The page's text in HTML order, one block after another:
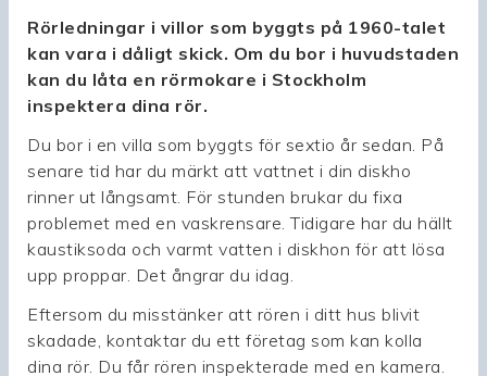
Rörledningar i villor som byggts på 1960-talet
kan vara i dåligt skick. Om du bor i huvudstaden
kan du låta en rörmokare i Stockholm
inspektera dina rör.
Du bor i en villa som byggts för sextio år sedan. På
senare tid har du märkt att vattnet i din diskho
rinner ut långsamt. För stunden brukar du fixa
problemet med en vaskrensare. Tidigare har du hällt
kaustiksoda och varmt vatten i diskhon för att lösa
upp proppar. Det ångrar du idag.
Eftersom du misstänker att rören i ditt hus blivit
skadade, kontaktar du ett företag som kan kolla
dina rör. Du får rören inspekterade med en kamera.